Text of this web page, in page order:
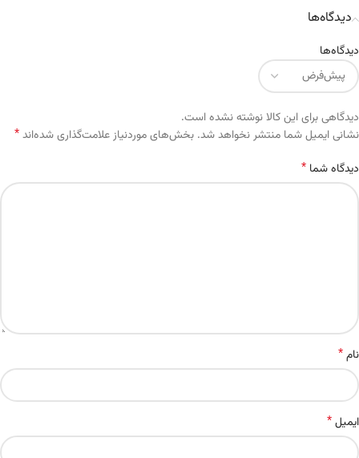
دیدگاه‌ها
دیدگاه‌ها
دیدگاهی برای این کالا نوشته نشده است.
نشانی ایمیل شما منتشر نخواهد شد. بخش‌های موردنیاز علامت‌گذاری شده‌اند*
دیدگاه شما *
نام*
ایمیل*
Alternative: